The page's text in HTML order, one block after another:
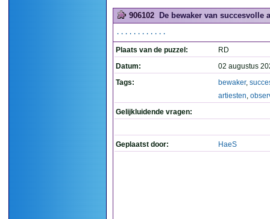
906102 De bewaker van succesvolle
............
Plaats van de puzzel:
RD
Datum:
02 augustus
Tags:
bewaker,
artiesten,
Gelijkluidende vragen:
Geplaatst door: HaeS